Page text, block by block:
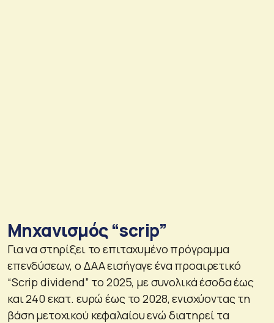
Μηχανισμός “scrip”
Για να στηρίξει το επιταχυμένο πρόγραμμα
επενδύσεων, ο ΔΑΑ εισήγαγε ένα προαιρετικό
“Scrip dividend” το 2025, με συνολικά έσοδα έως
και 240 εκατ. ευρώ έως το 2028, ενισχύοντας τη
βάση μετοχικού κεφαλαίου ενώ διατηρεί τα